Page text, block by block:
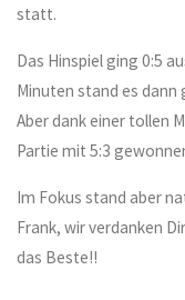
statt.
Das Hinspiel ging 0:5
Minuten stand es dann
Aber dank einer tollen
Partie mit 5:3
Im Fokus stand aber
Frank, wir verdanken
das Beste!!